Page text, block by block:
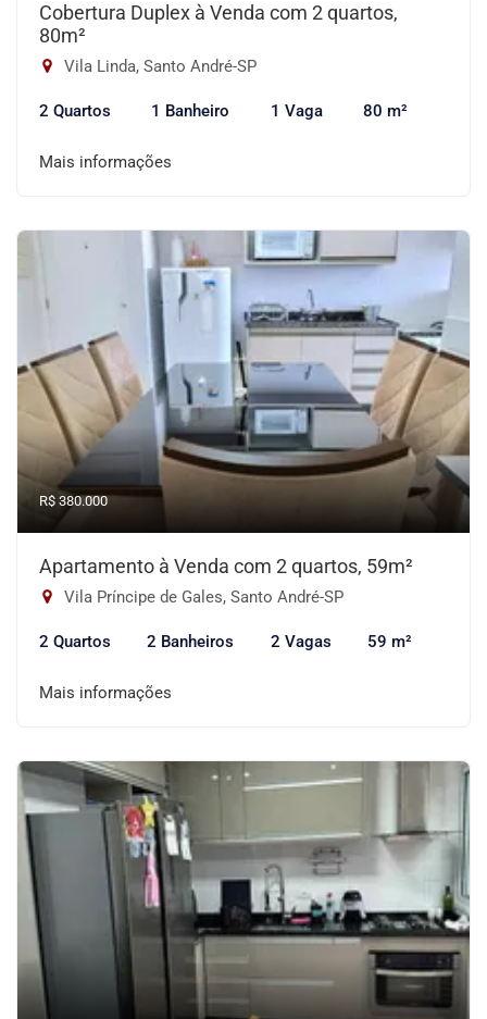
Cobertura Duplex à Venda com 2 quartos,
80m²
Vila Linda, Santo André-SP
2 Quartos 1 Banheiro 1 Vaga 80 m²
Mais informações
R$ 380.000
Apartamento à Venda com 2 quartos, 59m²
Vila Príncipe de Gales, Santo André-SP
2 Quartos 2 Banheiros 2 Vagas 59 m²
Mais informações